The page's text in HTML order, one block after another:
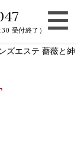
受付終了）
ズエステ 薔薇と紳